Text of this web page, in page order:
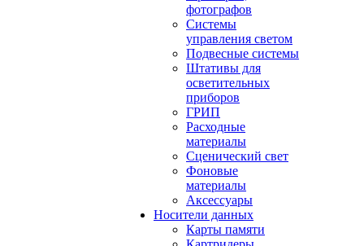
фотографов
Системы
управления светом
Подвесные системы
Штативы для
осветительных
приборов
ГРИП
Расходные
материалы
Сценический свет
Фоновые
материалы
Аксессуары
Носители данных
Карты памяти